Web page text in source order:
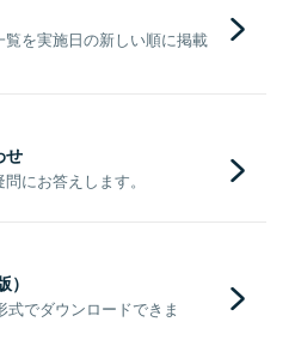
を実施日の新しい順に掲載
せ
にお答えします。
でダウンロードできま